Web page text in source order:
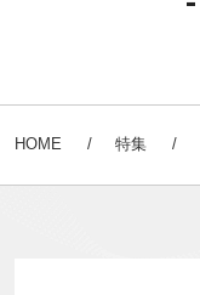
HOME 特集